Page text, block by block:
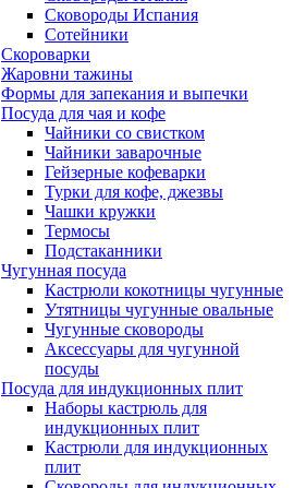
Сковороды Испания
Сотейники
Скороварки
Жаровни тажины
Формы для запекания и выпечки
Посуда для чая и кофе
Чайники со свистком
Чайники заварочные
Гейзерные кофеварки
Турки для кофе, джезвы
Чашки кружки
Термосы
Подстаканники
Чугунная посуда
Кастрюли кокотницы чугунные
Утятницы чугунные овальные
Чугунные сковороды
Аксессуары для чугунной
посуды
Посуда для индукционных плит
Наборы кастрюль для
индукционных плит
Кастрюли для индукционных
плит